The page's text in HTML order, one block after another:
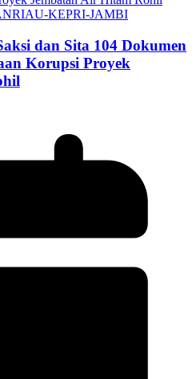
RIAU-KEPRI-JAMBI
dan Sita 104 Dokumen
Korupsi Proyek